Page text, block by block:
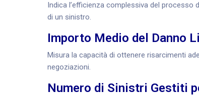
Indica l’efficienza complessiva del processo
di un sinistro.
Importo Medio del Danno
Misura la capacità di ottenere risarcimenti
negoziazioni.
Numero di Sinistri Gestiti